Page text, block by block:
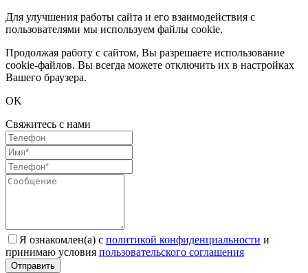
Для улучшения работы сайта и его взаимодействия с
пользователями мы используем файлы cookie.
Продолжая работу с сайтом, Вы разрешаете использование
cookie-файлов. Вы всегда можете отключить их в настройках
Вашего браузера.
OK
Свяжитесь с нами
Я ознакомлен(а) с политикой конфиденциальности и
принимаю условия пользовательского соглашения
Отправить